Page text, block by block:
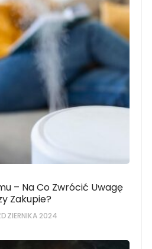
– Na Co Zwrócić Uwagę
Zakupie?
2024